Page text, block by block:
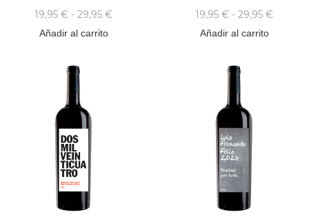
19,95 € - 29,95 €
Añadir al carrito
19,95 € - 29,95 €
Añadir al carrito